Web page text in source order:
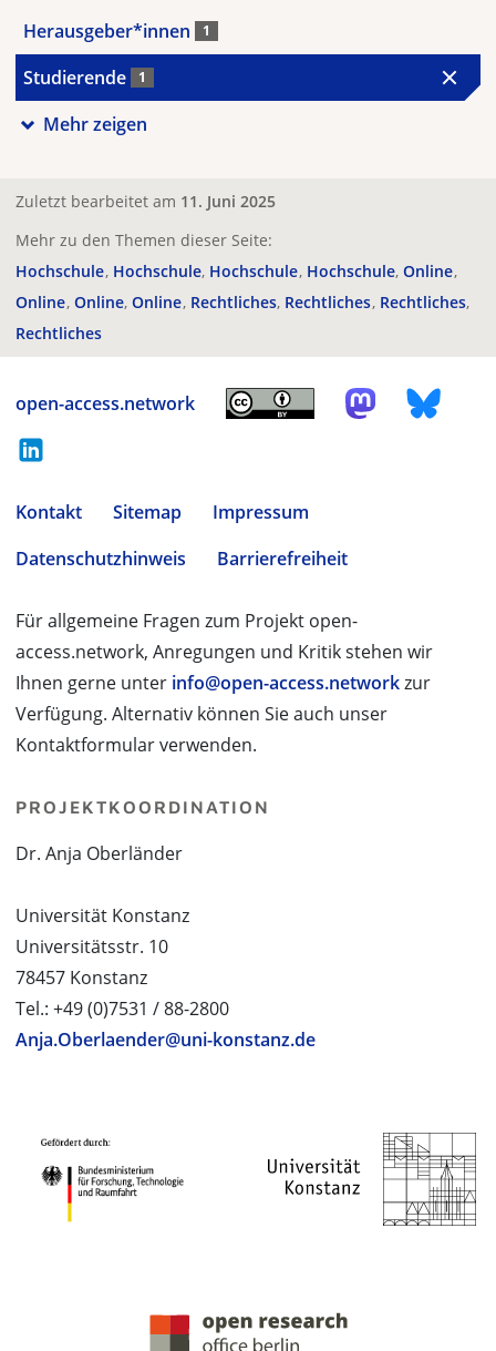
Herausgeber*innen 1
Studierende 1
Mehr zeigen
Zuletzt bearbeitet am 11. Juni 2025
Mehr zu den Themen dieser Seite:
Hochschule Hochschule Hochschule Hochschule Online
Online Online Online Rechtliches Rechtliches Rechtliches
Rechtliches
open-access.network
Kontakt Sitemap
Impressum
Datenschutzhinweis
Barrierefreiheit
Für allgemeine Fragen zum Projekt open-
access.network, Anregungen und Kritik stehen wir
Ihnen gerne unter info@open-access.networkzur
Verfügung. Alternativ können Sie auch unser
Kontaktformular verwenden.
PROJEKTKOORDINATION
Dr. Anja Oberländer
Universität Konstanz
Universitätsstr. 10
78457 Konstanz
Tel.: +49 (0)7531 / 88-2800
Anja.Oberlaender@uni-konstanz.de